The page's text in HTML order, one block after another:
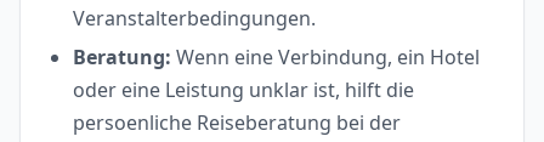
Veranstalterbedingungen.
Beratung: Wenn eine Verbindung, ein Hotel
oder eine Leistung unklar ist, hilft die
persoenliche Reiseberatung bei der